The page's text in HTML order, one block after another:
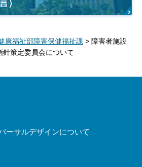
）
康福祉部障害保健福祉課 > 障害者施設
針策定委員会について
ーサルデザインについて